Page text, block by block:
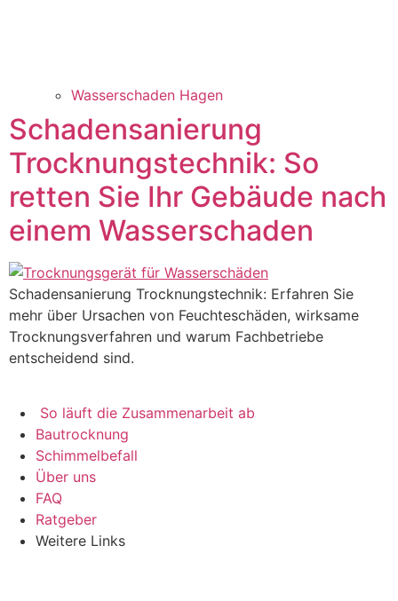
Wasserschaden Hagen
Schadensanierung
Trocknungstechnik: So
retten Sie Ihr Gebäude nach
einem Wasserschaden
Schadensanierung Trocknungstechnik: Erfahren Sie
mehr über Ursachen von Feuchteschäden, wirksame
Trocknungsverfahren und warum Fachbetriebe
entscheidend sind.
So läuft die Zusammenarbeit ab
Bautrocknung
Schimmelbefall
Über uns
FAQ
Ratgeber
Weitere Links